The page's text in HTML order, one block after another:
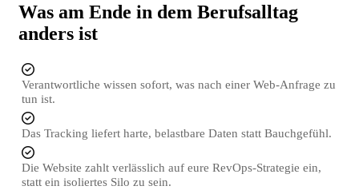
Was am Ende in dem Berufsalltag
anders ist
Verantwortliche wissen sofort, was nach einer Web-Anfrage zu
tun ist.
Das Tracking liefert harte, belastbare Daten statt Bauchgefühl.
Die Website zahlt verlässlich auf eure RevOps-Strategie ein,
statt ein isoliertes Silo zu sein.